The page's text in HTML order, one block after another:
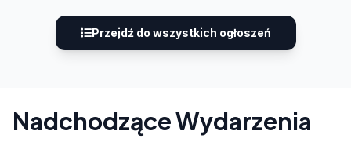
Przejdź do wszystkich ogłoszeń
Nadchodzące Wydarzenia